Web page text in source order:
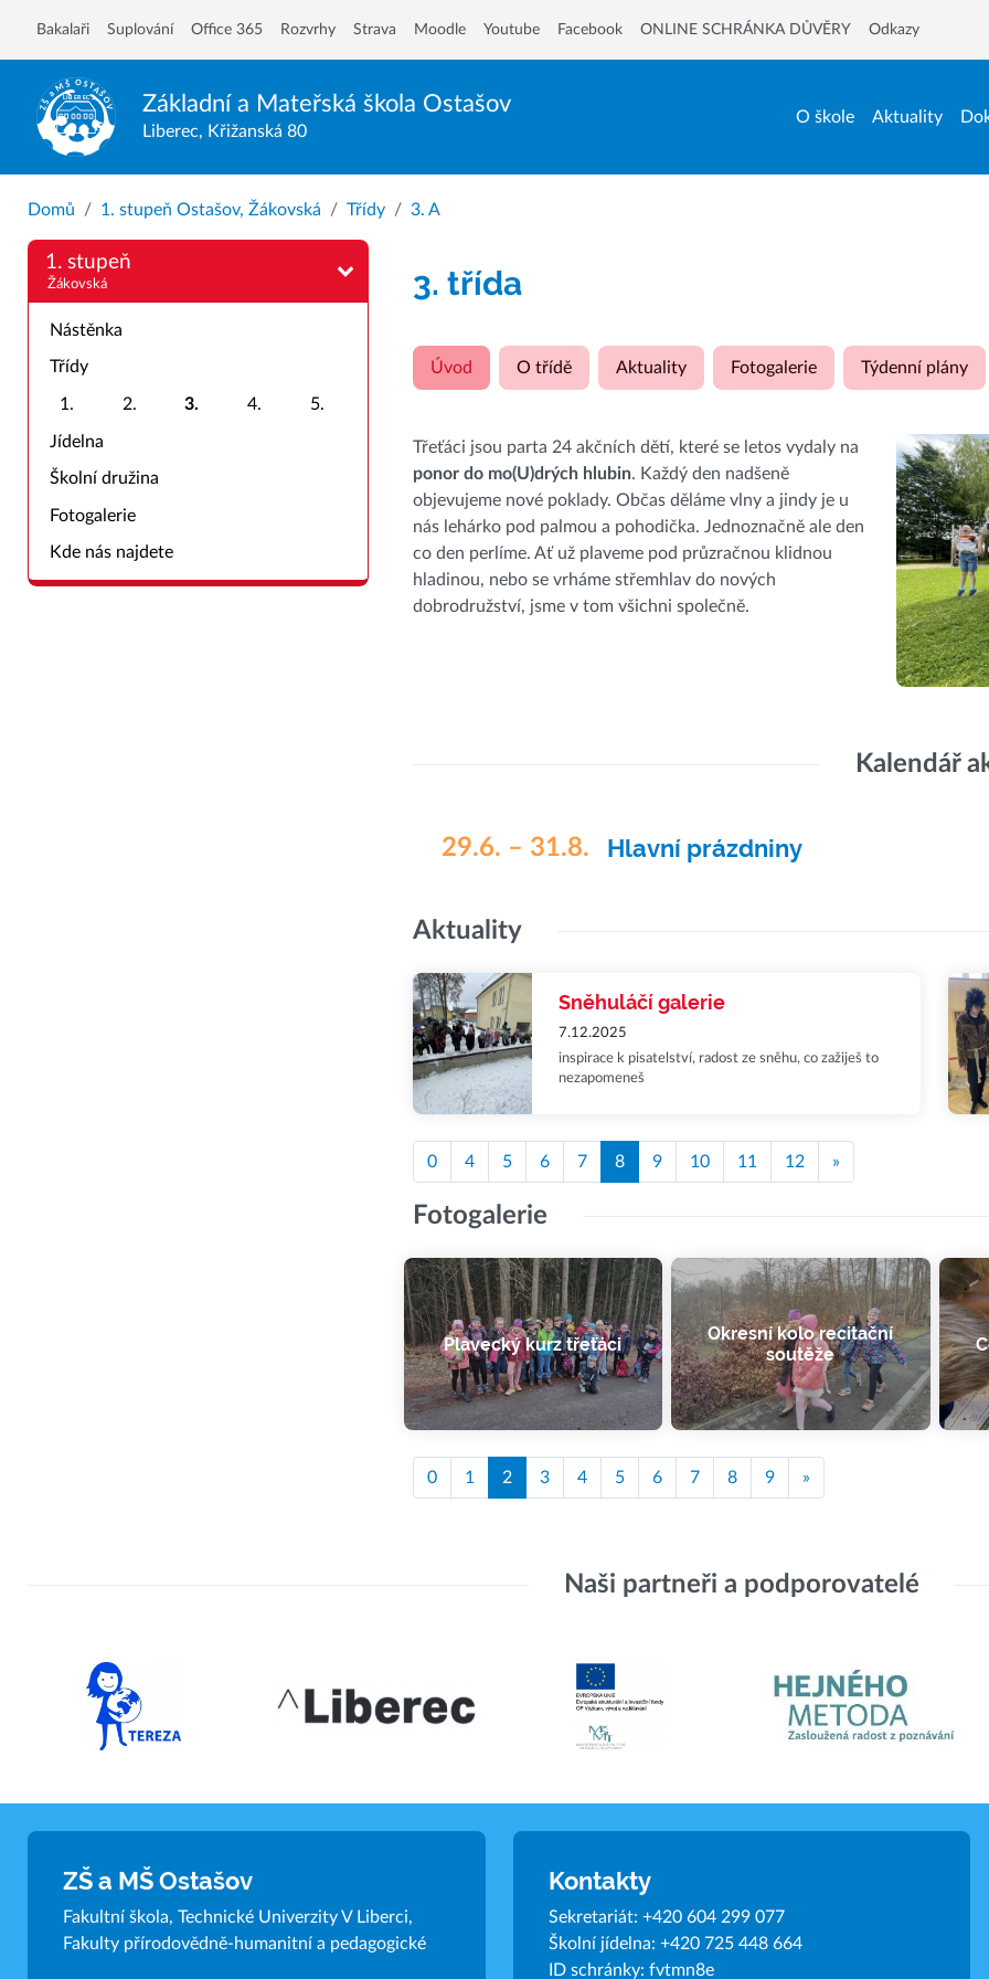
Základní a Mateřská škola Ostašov
Liberec, Křižanská 80
O škole Aktuality
Bakalaři Suplování Office 365 Rozvrhy Strava Moodle Youtube Facebook ONLINE SCHRÁNKA DŮVĚRY Odkazy
Domů 1. stupeň Ostašov, Žákovská Třídy 3. A
1. stupeň
Žákovská
Nástěnka
Třídy
1. 2. 3. 4. 5.
Jídelna
Školní družina
Fotogalerie
Kde nás najdete
3. třída
Úvod O třídě Aktuality Fotogalerie Týdenní plány
Třeťáci jsou parta 24 akčních dětí, které se letos vydaly na
ponor do mo(U)drých hlubin. Každý den nadšeně
objevujeme nové poklady. Občas děláme vlny a jindy je u
nás lehárko pod palmou a pohodička. Jednoznačně ale den
co den perlíme. Ať už plaveme pod průzračnou klidnou
hladinou, nebo se vrháme střemhlav do nových
dobrodružství, jsme v tom všichni společně.
Kalendář
29.6. – 31.8. Hlavní prázdniny
Aktuality
Sněhuláčí galerie
7.12.2025
inspirace k pisatelství, radost ze sněhu, co zažiješ to
nezapomeneš
0 4 5 6 7 8 9 10 11 12 »
Fotogalerie
Plavecký kurz třeťáci
Okresní kolo recitační
soutěže
0 1 2 3 4 5 6 7 8 9 »
Naši partneři a podporovatelé
ZŠ a MŠ Ostašov
Fakultní škola, Technické Univerzity V Liberci,
Fakulty přírodovědně-humanitní a pedagogické
Kontakty
Sekretariát: +420 604 299 077
Školní jídelna: +420 725 448 664
ID schránky: fvtmn8e